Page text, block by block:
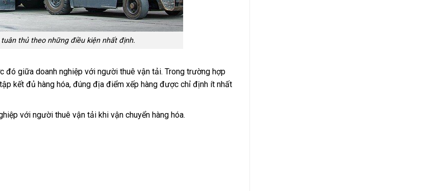
thủ theo những điều kiện nhất định.
đó giữa doanh nghiệp với người thuê vận tải. Trong trường hợp
kết đủ hàng hóa, đúng địa điểm xếp hàng được chỉ định ít nhất
với người thuê vận tải khi vận chuyển hàng hóa.